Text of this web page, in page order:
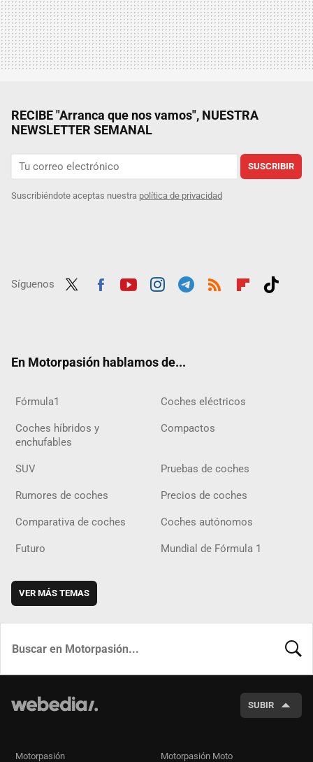
RECIBE "Arranca que nos vamos", NUESTRA
NEWSLETTER SEMANAL
SUSCRIBIR
Suscribiéndote aceptas nuestra política de privacidad
Síguenos
En Motorpasión hablamos de...
Fórmula1 Coches eléctricos
Coches híbridos y
enchufables
Compactos
SUV Pruebas de coches
Rumores de coches Precios de coches
Comparativa de coches Coches autónomos
Futuro Mundial de Fórmula 1
VER MÁS TEMAS
SUBIR
Motorpasión Motorpasión Moto